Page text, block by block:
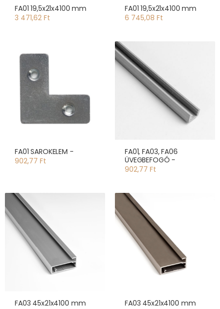
FA01 19,5x21x4100 mm
3 471,62 Ft
FA01 19,5x21x4100 mm
6 745,08 Ft
FA01 SAROKELEM -
902,77 Ft
FA01, FA03, FA06
ÜVEGBEFOGÓ -
902,77 Ft
FA03 45x21x4100 mm
FA03 45x21x4100 mm